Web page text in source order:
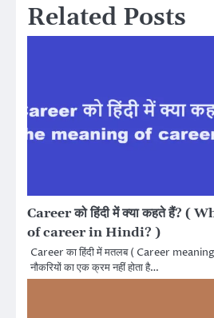
Related Posts
Career को हिंदी में क्या कहते हैं? (
of career in Hindi? )
Career का हिंदी में मतलब ( Career
नौकरियों का एक क्रम नहीं होता है…